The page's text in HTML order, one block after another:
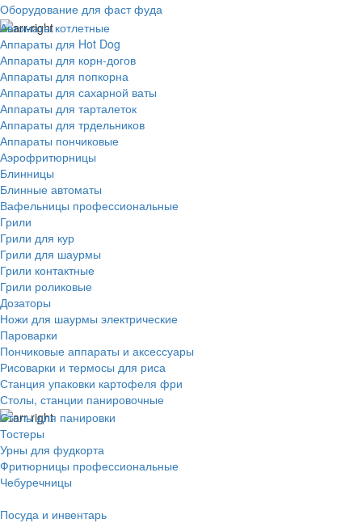
Оборудование для фаст фуда
Автоматы котлетные
Аппараты для Hot Dog
Аппараты для корн-догов
Аппараты для попкорна
Аппараты для сахарной ваты
Аппараты для тарталеток
Аппараты для трдельников
Аппараты пончиковые
Аэрофритюрницы
Блинницы
Блинные автоматы
Вафельницы профессиональные
Грили
Грили для кур
Грили для шаурмы
Грили контактные
Грили роликовые
Дозаторы
Ножи для шаурмы электрические
Пароварки
Пончиковые аппараты и аксессуары
Рисоварки и термосы для риса
Станция упаковки картофеля фри
Столы, станции панировочные
Столы для панировки
Тостеры
Урны для фудкорта
Фритюрницы профессиональные
Чебуречницы
Посуда и инвентарь